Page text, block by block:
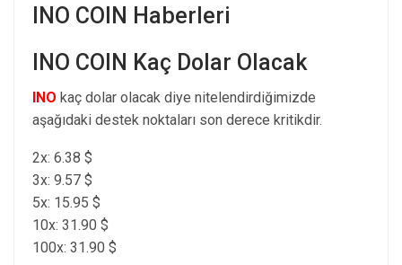
INO COIN Haberleri
INO COIN Kaç Dolar Olacak
INO kaç dolar olacak diye nitelendirdiğimizde
aşağıdaki destek noktaları son derece kritikdir.
2x: 6.38 $
3x: 9.57 $
5x: 15.95 $
10x: 31.90 $
100x: 31.90 $